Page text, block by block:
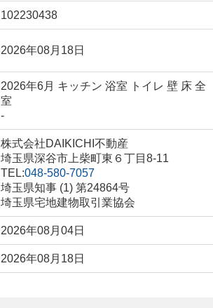
102230438
2026年08月18日
2026年6月 キッチン 浴室 トイレ 壁 床 全
室
-
株式会社DAIKICHI不動産
埼玉県深谷市上柴町東６丁目8-11
TEL:048-580-7057
埼玉県知事 (1) 第24864号
埼玉県宅地建物取引業協会
2026年08月04日
2026年08月18日